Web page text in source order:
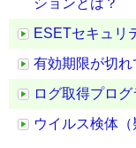
ションとは？
ESETセキュリ
有効期限が切
ログ取得プロ
ウイルス検体